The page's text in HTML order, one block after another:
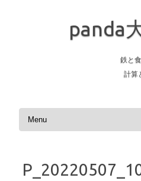
panda
鉄と
計算
Skip to content